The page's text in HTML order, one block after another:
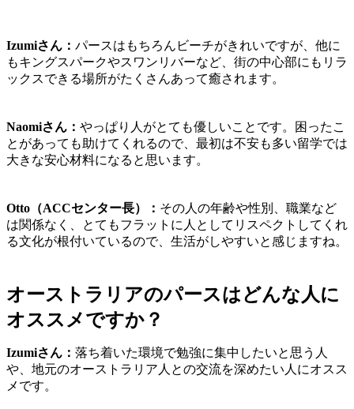
Izumiさん： パースはもちろんビーチがきれいですが、他に
もキングスパークやスワンリバーなど、 街の中心部にもリラ
ックスできる場所がたくさんあって癒されます。
Naomiさん： やっぱり 人がとても優しいこと です。困ったこ
とがあっても助けてくれるので、 最初は不安も多い留学では
大きな安心材料になる と思います。
Otto（ACCセンター長）： その人の年齢や性別、職業など
は関係なく、とてもフラットに人としてリスペクトしてくれ
る文化が根付いているので、生活がしやすいと感じますね。
オーストラリアのパースはどんな人に
オススメですか？
Izumiさん： 落ち着いた環境で勉強に集中したいと思う人
や、 地元のオーストラリア人との交流を深めたい 人にオスス
メです。